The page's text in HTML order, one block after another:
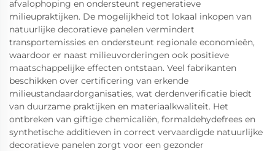
afvalophoping en ondersteunt regeneratieve
milieupraktijken. De mogelijkheid tot lokaal inkopen van
natuurlijke decoratieve panelen vermindert
transportemissies en ondersteunt regionale economieën,
waardoor er naast milieuvorderingen ook positieve
maatschappelijke effecten ontstaan. Veel fabrikanten
beschikken over certificering van erkende
milieustandaardorganisaties, wat derdenverificatie biedt
van duurzame praktijken en materiaalkwaliteit. Het
ontbreken van giftige chemicaliën, formaldehydefrees en
synthetische additieven in correct vervaardigde natuurlijke
decoratieve panelen zorgt voor een gezonder